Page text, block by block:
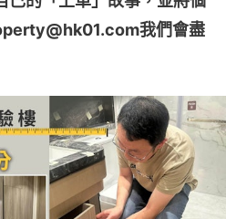
我們會盡